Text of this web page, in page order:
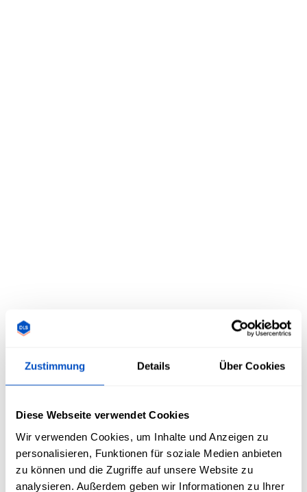
Zustimmung Details Über Cookies
Diese Webseite verwendet Cookies
Wir verwenden Cookies, um Inhalte und Anzeigen zu
personalisieren, Funktionen für soziale Medien anbieten
zu können und die Zugriffe auf unsere Website zu
analysieren. Außerdem geben wir Informationen zu Ihrer